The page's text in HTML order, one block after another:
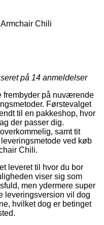
Chili
på 14 anmeldelser
frembyder på nuværende
Førstevalget
til en pakkeshop, hvor
der passer dig.
samt tit
ved køb
Chili.
leveret til hvor du bor
viser sig som
men ydermere super
leveringsversion vil dog
hvilket dog er betinget